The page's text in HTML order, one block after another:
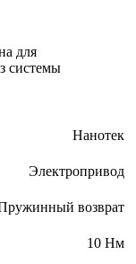
для
системы
Нанотек
Электропривод
возврат
10 Нм